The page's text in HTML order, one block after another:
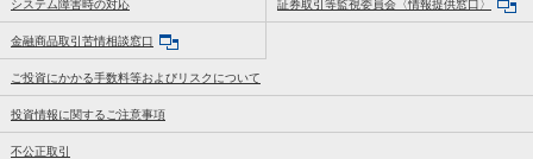
システム障害時の対応 証券取引等監視委員会〈情報提供窓口〉
金融商品取引苦情相談窓口
ご投資にかかる手数料等およびリスクについて
投資情報に関するご注意事項
不公正取引